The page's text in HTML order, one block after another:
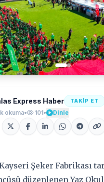
Express Haber TAKİP ET
okuma• 101•
Dinle
Şeker Fabrikası
düzenlenen Yaz